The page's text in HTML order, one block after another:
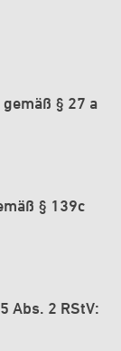
§ 27 a
§ 139c
Abs. 2 RStV: